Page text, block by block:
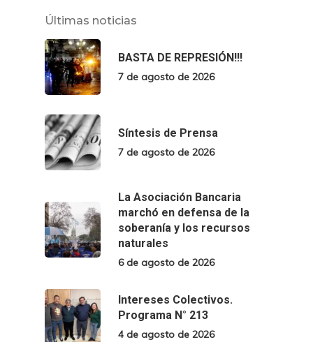
Últimas noticias
BASTA DE REPRESIÓN!!!
7 de agosto de 2026
Síntesis de Prensa
7 de agosto de 2026
La Asociación Bancaria
marchó en defensa de la
soberanía y los recursos
naturales
6 de agosto de 2026
Intereses Colectivos.
Programa N° 213
4 de agosto de 2026